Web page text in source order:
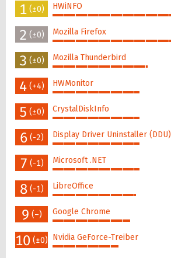
1 (±0) HWiNFO
100%
2 (±0) Mozilla Firefox
86%
3 (±0) Mozilla Thunderbird
49%
4 (+4) HWMonitor
45%
5 (±0) CrystalDiskInfo
45%
6 (-2) Display Driver Uninstaller (DDU)
45%
7 (-1) Microsoft .NET
45%
8 (-1) LibreOffice
43%
9 (–) Google Chrome
40%
10 (±0) Nvidia GeForce-Treiber
34%